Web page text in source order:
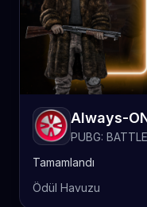
PUBG:
Tamamlandı
Ödül Havuzu